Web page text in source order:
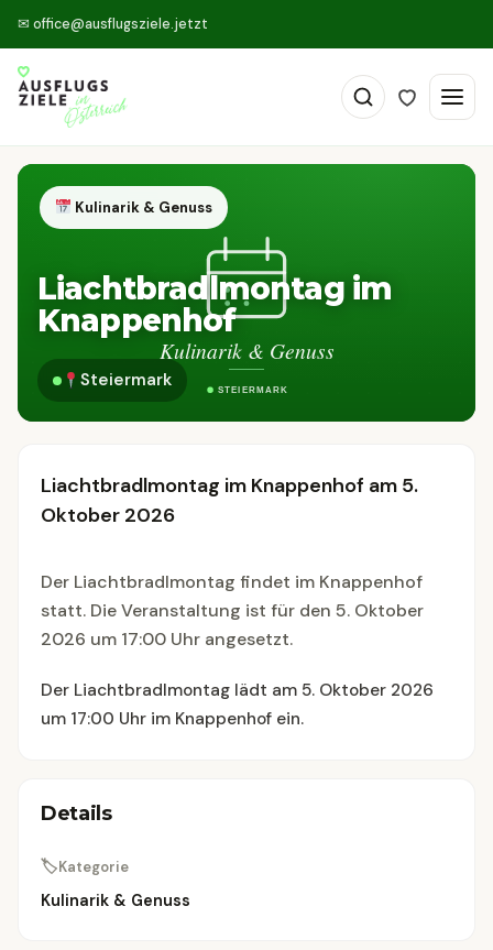
✉ office@ausflugsziele.jetzt
Kulinarik & Genuss
Liachtbradlmontag im
Knappenhof
Steiermark
Liachtbradlmontag im Knappenhof am 5.
Oktober 2026
Der Liachtbradlmontag findet im Knappenhof
statt. Die Veranstaltung ist für den 5. Oktober
2026 um 17:00 Uhr angesetzt.
Der Liachtbradlmontag lädt am 5. Oktober 2026
um 17:00 Uhr im Knappenhof ein.
Details
🏷Kategorie
Kulinarik & Genuss